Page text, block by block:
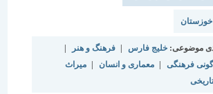
خلیج فارس | فرهنگ و هنر |
| معماری و انسان | میراث